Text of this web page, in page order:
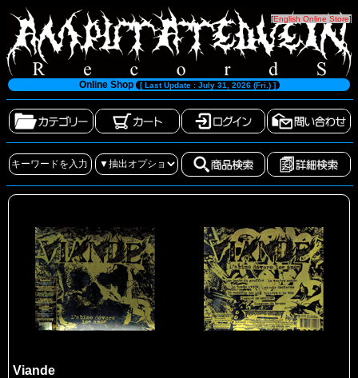
[English Online Store]
Online Shop [ Last Update : July 31, 2026 (Fri.) ]
Viande